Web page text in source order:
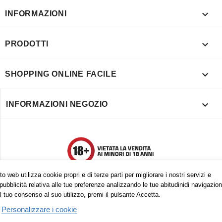
web utilizza cookie propri e di terze parti per migliorare i nostri servizi e
relativa alle tue preferenze analizzando le tue abitudinidi
tuo consenso al suo utilizzo, premi il pulsante Accetta.
Personalizzare i cookie
INFORMAZIONI 
PRODOTTI 
SHOPPING ONLINE FACILE 
INFORMAZIONI NEGOZIO 